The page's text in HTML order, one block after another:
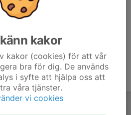
kakor
kakor (cookies) för att vår
bra för dig. De används
i syfte att hjälpa oss att
våra tjänster.
vi cookies